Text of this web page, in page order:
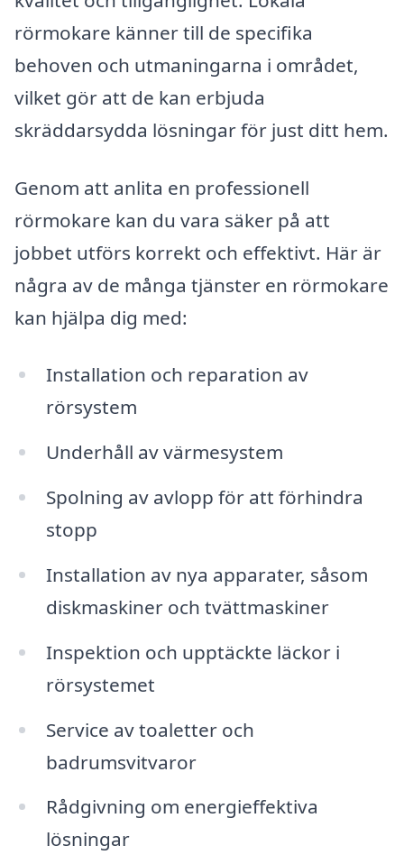
rörmokare känner till de specifika
behoven och utmaningarna i området,
vilket gör att de kan erbjuda
skräddarsydda lösningar för just ditt hem.
Genom att anlita en professionell
rörmokare kan du vara säker på att
jobbet utförs korrekt och effektivt. Här är
några av de många tjänster en rörmokare
kan hjälpa dig med:
Installation och reparation av
rörsystem
Underhåll av värmesystem
Spolning av avlopp för att förhindra
stopp
Installation av nya apparater, såsom
diskmaskiner och tvättmaskiner
Inspektion och upptäckte läckor i
rörsystemet
Service av toaletter och
badrumsvitvaror
Rådgivning om energieffektiva
lösningar